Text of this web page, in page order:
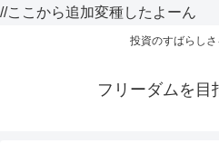
//ここから追加変種したよーん
投資のすばらし
フリーダムを目